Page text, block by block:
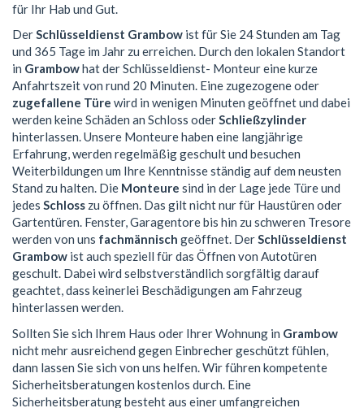
für Ihr Hab und Gut.
DerSchlüsseldienst Grambow ist für Sie 24 Stunden am Tag
und 365 Tage im Jahr zu erreichen. Durch den lokalen Standort
in Grambowhat der Schlüsseldienst- Monteur eine kurze
Anfahrtszeit von rund 20 Minuten. Eine zugezogene oder
zugefallene Türe wird in wenigen Minuten geöffnet und dabei
werden keine Schäden an Schloss oderSchließzylinder
hinterlassen. Unsere Monteure haben eine langjährige
Erfahrung, werden regelmäßig geschult und besuchen
Weiterbildungen um Ihre Kenntnisse ständig auf dem neusten
Stand zu halten. Die Monteure sind in der Lage jede Türe und
jedes Schloss zu öffnen. Das gilt nicht nur für Haustüren oder
Gartentüren. Fenster, Garagentore bis hin zu schweren Tresore
werden von uns fachmännisch geöffnet. DerSchlüsseldienst
Grambow ist auch speziell für das Öffnen von Autotüren
geschult. Dabei wird selbstverständlich sorgfältig darauf
geachtet, dass keinerlei Beschädigungen am Fahrzeug
hinterlassen werden.
Sollten Sie sich Ihrem Haus oder Ihrer Wohnung in Grambow
nicht mehr ausreichend gegen Einbrecher geschützt fühlen,
dann lassen Sie sich von uns helfen. Wir führen kompetente
Sicherheitsberatungen kostenlos durch. Eine
Sicherheitsberatung besteht aus einer umfangreichen